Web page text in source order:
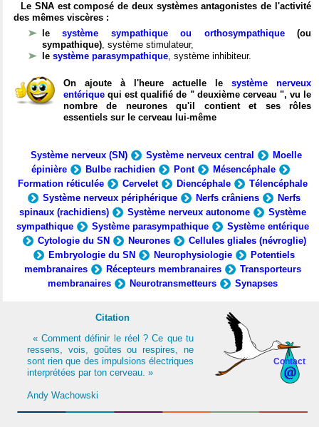
Le SNA est composé de deux systèmes antagonistes de l'activité
des mêmes viscères :
lesystème sympathique ou orthosympathique(ou
sympathique), système stimulateur,
le système parasympathique, système inhibiteur.
On ajoute à l'heure actuelle le système nerveux
entérique qui est qualifié de " deuxième cerveau ", vu le
nombre de neurones qu'il contient et ses rôles
essentiels sur le cerveau lui-même
Système nerveux (SN) Système nerveux central
Moelle
épinière
Bulbe rachidien Pont
Mésencéphale
Formation réticulée
Cervelet Diencéphale
Télencéphale
Système nerveux périphérique
Nerfs crâniens
Nerfs
spinaux (rachidiens)
Système nerveux autonome
Système
sympathique
Système parasympathique
Système entérique
Cytologie du SN
Neurones
Cellules gliales (névroglie)
Embryologie du SN
Neurophysiologie
Potentiels
membranaires
Récepteurs membranaires
Transporteurs
membranaires
Neurotransmetteurs Synapses
Contact
Citation
« Comment définir le réel ? Ce que tu
ressens, vois, goûtes ou respires, ne
sont rien que des impulsions électriques
interprétées par ton cerveau. »
Andy Wachowski